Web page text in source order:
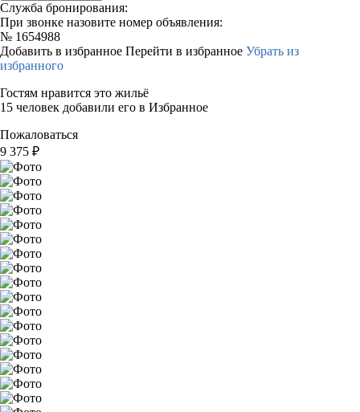
Служба бронирования:
При звонке назовите номер объявления:
№ 1654988
Добавить в избранное Перейти в избранное Убрать из
избранного
Гостям нравится это жильё
15 человек добавили его в Избранное
Пожаловаться
9 375 ₽